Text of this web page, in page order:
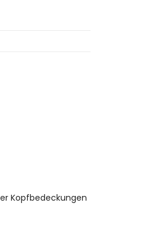
Kopfbedeckungen